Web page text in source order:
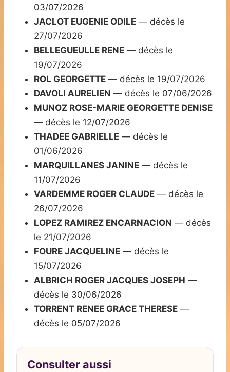
03/07/2026
JACLOT EUGENIE ODILE — décès le
27/07/2026
BELLEGUEULLE RENE — décès le
19/07/2026
ROL GEORGETTE — décès le 19/07/2026
DAVOLI AURELIEN — décès le 07/06/2026
MUNOZ ROSE-MARIE GEORGETTE DENISE
— décès le 12/07/2026
THADEE GABRIELLE — décès le
01/06/2026
MARQUILLANES JANINE — décès le
11/07/2026
VARDEMME ROGER CLAUDE — décès le
26/07/2026
LOPEZ RAMIREZ ENCARNACION — décès
le 21/07/2026
FOURE JACQUELINE — décès le
15/07/2026
ALBRICH ROGER JACQUES JOSEPH —
décès le 30/06/2026
TORRENT RENEE GRACE THERESE —
décès le 05/07/2026
Consulter aussi